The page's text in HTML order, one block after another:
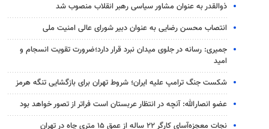
ذوالقدر به عنوان مشاور سیاسی رهبر انقلاب منصوب شد
انتصاب محسن رضایی به عنوان دبیر شورای عالی امنیت ملی
جمیری: رسانه‌ در جلوی میدان نبرد قرار دارد؛ضرورت تقویت انسجام و
امید
شکست جنگ ترامپ علیه ایران؛ شروط تهران برای بازگشایی تنگه هرمز
عضو انصارالله: آنچه در انتظار عربستان است فراتر از تصور خواهد بود
نجات معجزه‌آسای کارگر ۲۲ ساله از عمق ۱۵ متری چاه در تهران